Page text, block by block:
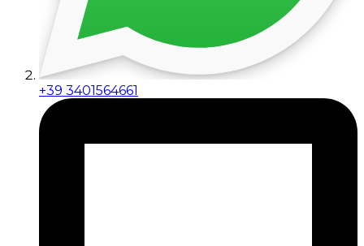
+39 3401564661